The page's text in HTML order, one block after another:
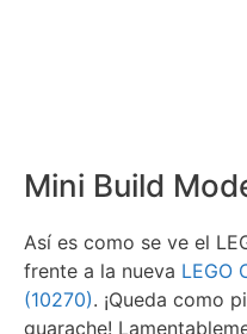
Mini Build
Así es como se ve el
frente a la nueva LEGO
(10270). ¡Queda como
guarache!